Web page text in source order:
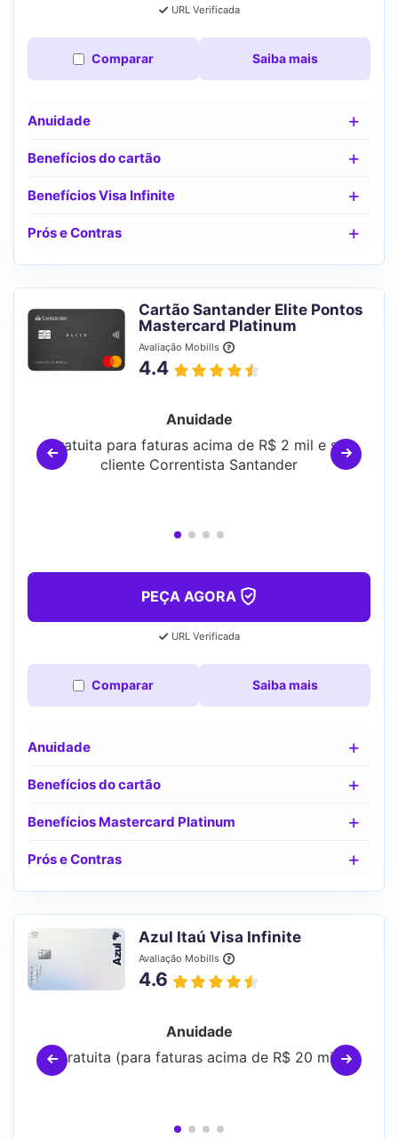
URL Verificada
Comparar Saiba mais
Anuidade
Benefícios do cartão
Benefícios Visa Infinite
Prós e Contras
Cartão Santander Elite Pontos
Mastercard Platinum
Avaliação Mobills
4.4
Anuidade
Gratuita para faturas acima de R$ 2 mil e ser
cliente Correntista Santander
PEÇA AGORA
URL Verificada
Comparar Saiba mais
Anuidade
Benefícios do cartão
Benefícios Mastercard Platinum
Prós e Contras
Azul Itaú Visa Infinite
Avaliação Mobills
4.6
Anuidade
Gratuita (para faturas acima de R$ 20 mil)